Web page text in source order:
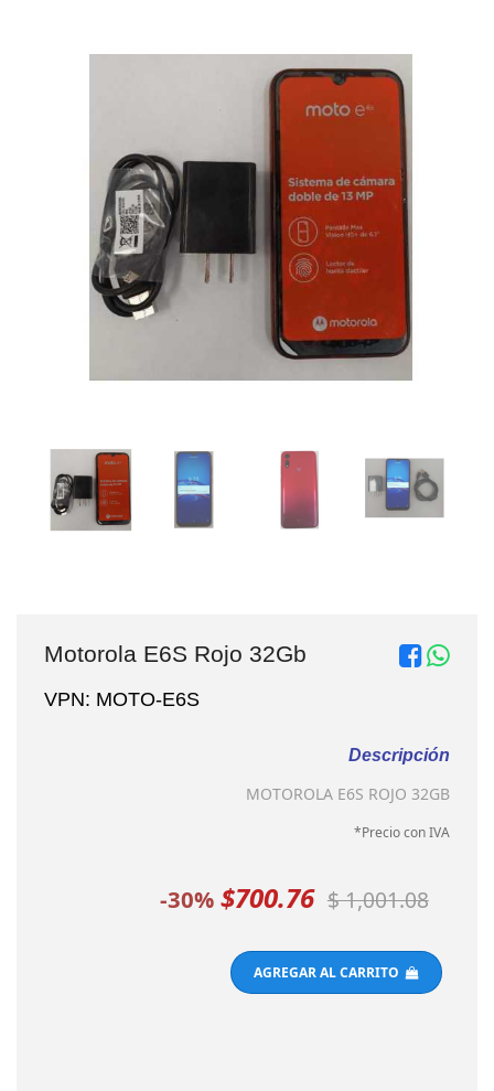
Motorola E6S Rojo 32Gb
VPN: MOTO-E6S
Descripción
MOTOROLA E6S ROJO 32GB
*Precio con IVA
-30% $700.76 $ 1,001.08
AGREGAR AL CARRITO